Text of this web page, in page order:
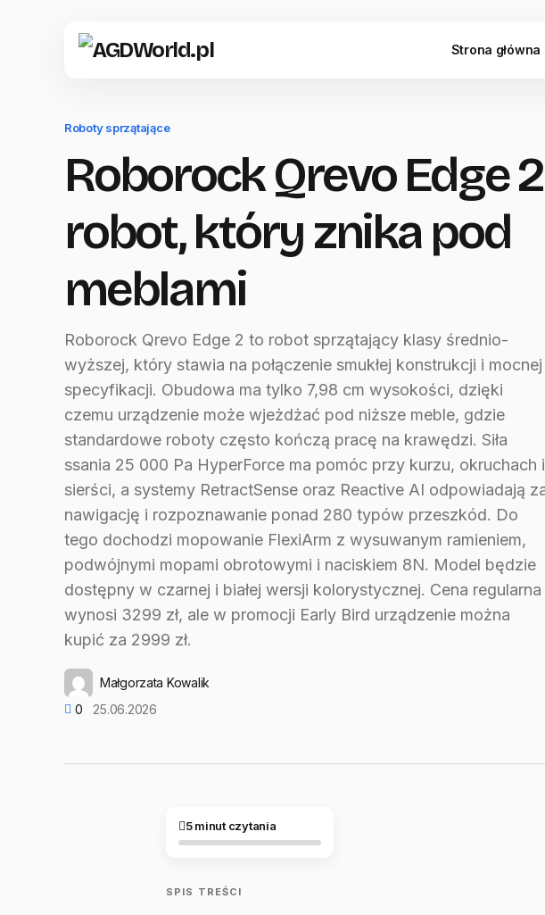
Strona główna
Roboty sprzątające
Roborock Qrevo Edge
robot, który znika pod
meblami
Roborock Qrevo Edge 2 to robot sprzątający klasy średnio-
wyższej, który stawia na połączenie smukłej konstrukcji i mocnej
specyfikacji. Obudowa ma tylko 7,98 cm wysokości, dzięki
czemu urządzenie może wjeżdżać pod niższe meble, gdzie
standardowe roboty często kończą pracę na krawędzi. Siła
ssania 25 000 Pa HyperForce ma pomóc przy kurzu, okruchach i
sierści, a systemy RetractSense oraz Reactive AI odpowiadają
nawigację i rozpoznawanie ponad 280 typów przeszkód. Do
tego dochodzi mopowanie FlexiArm z wysuwanym ramieniem,
podwójnymi mopami obrotowymi i naciskiem 8N. Model będzie
dostępny w czarnej i białej wersji kolorystycznej. Cena regularna
wynosi 3299 zł, ale w promocji Early Bird urządzenie można
kupić za 2999 zł.
Małgorzata Kowalik
0
25.06.2026
5 minut czytania
SPIS TREŚCI